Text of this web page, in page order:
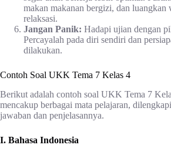
makan makanan bergizi, dan luangkan
relaksasi.
Jangan Panik: Hadapi ujian dengan
Percayalah pada diri sendiri dan
dilakukan.
Contoh Soal UKK Tema 7 Kelas 4
Berikut adalah contoh soal UKK Tema 7
mencakup berbagai mata pelajaran,
jawaban dan penjelasannya.
I. Bahasa Indonesia